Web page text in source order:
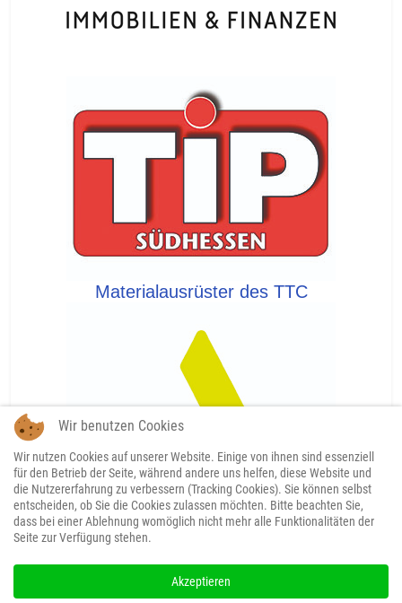
Materialausrüster des TTC
Wir benutzen Cookies
Wir nutzen Cookies auf unserer Website. Einige von ihnen sind essenziell
für den Betrieb der Seite, während andere uns helfen, diese Website und
die Nutzererfahrung zu verbessern (Tracking Cookies). Sie können selbst
entscheiden, ob Sie die Cookies zulassen möchten. Bitte beachten Sie,
dass bei einer Ablehnung womöglich nicht mehr alle Funktionalitäten der
Seite zur Verfügung stehen.
Akzeptieren